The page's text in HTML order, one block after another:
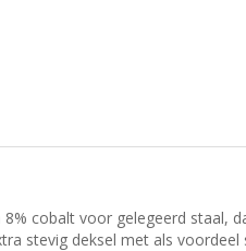
cobalt voor gelegeerd staal,
stevig deksel met als voordeel